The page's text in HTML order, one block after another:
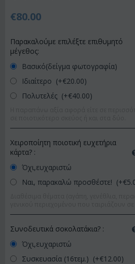
€80.00
Παρακαλούμε επιλέξτε επιθυμητό
μέγεθος:
Βασικό(δείγμα φωτογραφία)
Ιδιαίτερο (+€20.00)
Πολυτελές (+€40.00)
Χειροποίητη ποιοτική ευχετήρια
κάρτα? :
Όχι,ευχαριστώ
Ναι, παρακαλώ προσθέστε! (+€
Συνοδευτικά σοκολατάκια? :
Όχι,ευχαριστώ
Συσκευασία (16τεμ.) (+€12.00)